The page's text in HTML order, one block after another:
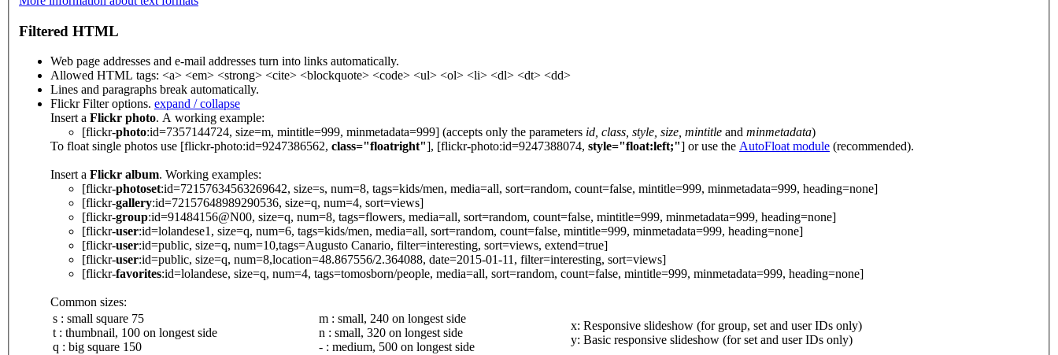
Filtered HTML
Web page addresses and e-mail addresses turn into links automatically.
Allowed HTML tags: <a> <em> <strong> <cite> <blockquote> <code> <ul> <ol> <li> <dl> <dt> <dd>
Lines and paragraphs break automatically.
Flickr Filter options. expand / collapse
Insert a Flickr photo. A working example:
[flickr-photo:id=7357144724, size=m, mintitle=999, minmetadata=999] (accepts only the parameters id, class, style, size, mintitle and minmetadata)
To float single photos use [flickr-photo:id=9247386562, class="floatright"], [flickr-photo:id=9247388074, style="float:left;"] or use the AutoFloat module (recommended).
Insert a Flickr album. Working examples:
[flickr-photoset:id=72157634563269642, size=s, num=8, tags=kids/men, media=all, sort=random, count=false, mintitle=999, minmetadata=999, heading=none]
[flickr-gallery:id=72157648989290536, size=q, num=4, sort=views]
[flickr-group:id=91484156@N00, size=q, num=8, tags=flowers, media=all, sort=random, count=false, mintitle=999, minmetadata=999, heading=none]
[flickr-user:id=lolandese1, size=q, num=6, tags=kids/men, media=all, sort=random, count=false, mintitle=999, minmetadata=999, heading=none]
[flickr-user:id=public, size=q, num=10,tags=Augusto Canario, filter=interesting, sort=views, extend=true]
[flickr-user:id=public, size=q, num=8,location=48.867556/2.364088, date=2015-01-11, filter=interesting, sort=views]
[flickr-favorites:id=lolandese, size=q, num=4, tags=tomosborn/people, media=all, sort=random, count=false, mintitle=999, minmetadata=999, heading=none]
Common sizes:
s : small square 75
t : thumbnail, 100 on longest side
q : big square 150
m : small, 240 on longest side
n : small, 320 on longest side
- : medium, 500 on longest side
x: Responsive slideshow (for group, set and user IDs only)
y: Basic responsive slideshow (for set and user IDs only)